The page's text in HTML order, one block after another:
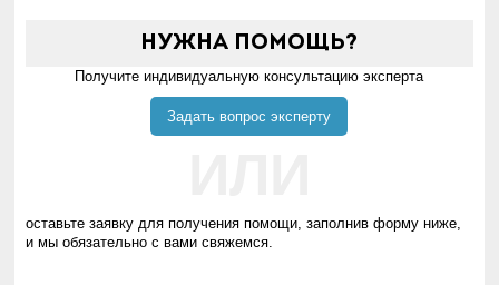
Нужна помощь?
Получите индивидуальную консультацию эксперта
Задать вопрос эксперту
оставьте заявку для получения помощи, заполнив форму ниже,
и мы обязательно с вами свяжемся.